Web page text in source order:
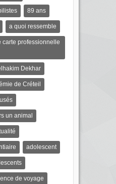
89 ans
a quoi ressemble
carte professionnelle
Dekhar
de Créteil
un animal
adolescent
de voyage